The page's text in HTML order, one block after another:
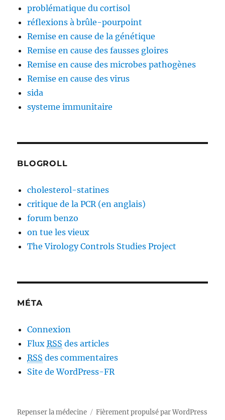
problématique du cortisol
réflexions à brûle-pourpoint
Remise en cause de la génétique
Remise en cause des fausses gloires
Remise en cause des microbes pathogènes
Remise en cause des virus
sida
systeme immunitaire
BLOGROLL
cholesterol-statines
critique de la PCR (en anglais)
forum benzo
on tue les vieux
The Virology Controls Studies Project
MÉTA
Connexion
FluxRSS des articles
RSS des commentaires
Site de WordPress-FR
Repenser la médecine Fièrement propulsé par WordPress